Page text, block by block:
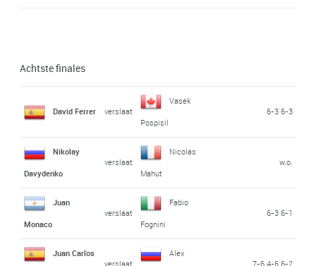
Achtste finales
David Ferrer verslaat
Vasek
Pospisil
6-3 6-3
Nikolay
Davydenko
verslaat
Nicolas
Mahut
w.o.
Juan
Monaco
verslaat
Fabio
Fognini
6-3 6-1
Juan Carlos
verslaat
Alex
7-6 4-6 6-2